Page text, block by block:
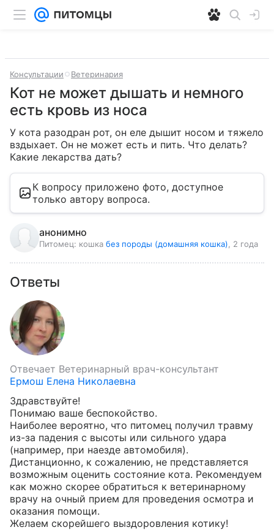
Консультации Ветеринария
Кот не может дышать и немного
есть кровь из носа
У кота разодран рот, он еле дышит носом и тяжело
вздыхает. Он не может есть и пить. Что делать?
Какие лекарства дать?
К вопросу приложено фото, доступное
только автору вопроса.
анонимно
Питомец: кошка без породы (домашняя кошка) , 2 года
Ответы
Отвечает Ветеринарный врач-консультант
Ермош Елена Николаевна
Здравствуйте!
Понимаю ваше беспокойство.
Наиболее вероятно, что питомец получил травму
из-за падения с высоты или сильного удара
(например, при наезде автомобиля).
Дистанционно, к сожалению, не представляется
возможным оценить состояние кота. Рекомендуем
как можно скорее обратиться к ветеринарному
врачу на очный прием для проведения осмотра и
оказания помощи.
Желаем скорейшего выздоровления котику!